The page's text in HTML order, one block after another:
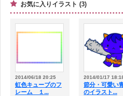
お気に入りイラスト (3)
2014/06/18 20:25
虹色キューブのフ
レーム １...
2014/01/17
節分・可愛い
のイラスト...